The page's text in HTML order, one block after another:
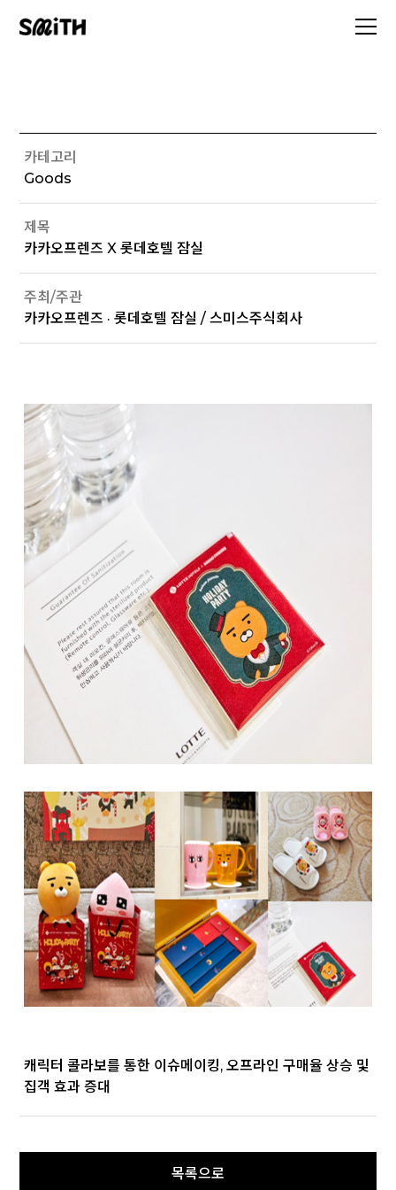
카테고리
Goods
제목
카카오프렌즈 X 롯데호텔 잠실
주최/주관
카카오프렌즈 · 롯데호텔 잠실 / 스미스주식회사
캐릭터 콜라보를 통한 이슈메이킹, 오프라인 구매율 상승 및
집객 효과 증대